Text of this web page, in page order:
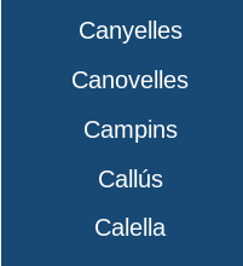
Canyelles
Canovelles
Campins
Callús
Calella